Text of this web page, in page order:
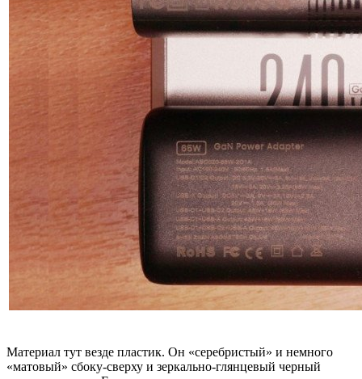
Материал тут везде пластик. Он «серебристый» и немного
«матовый» сбоку-сверху и зеркально-глянцевый черный